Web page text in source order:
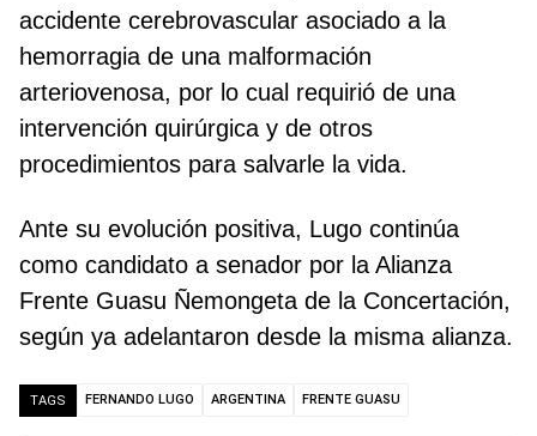
accidente cerebrovascular asociado a la
hemorragia de una malformación
arteriovenosa, por lo cual requirió de una
intervención quirúrgica y de otros
procedimientos para salvarle la vida.
Ante su evolución positiva, Lugo continúa
como candidato a senador por la Alianza
Frente Guasu Ñemongeta de la Concertación,
según ya adelantaron desde la misma alianza.
TAGS FERNANDO LUGO ARGENTINA FRENTE GUASU